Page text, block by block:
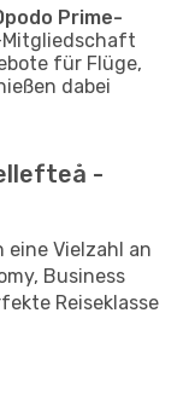
Prime-
Mitgliedschaft
für Flüge,
dabei
-
Vielzahl an
Business
Reiseklasse